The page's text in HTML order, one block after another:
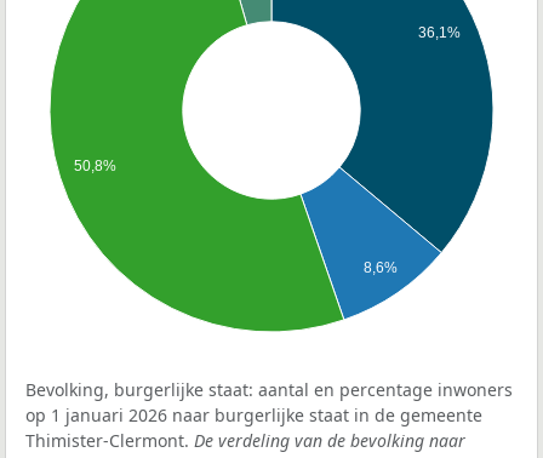
36,1%
8,6%
50,8%
Bevolking, burgerlijke staat: aantal en percentage inwoners
op 1 januari 2026 naar burgerlijke staat in de gemeente
Thimister-Clermont. De verdeling van de bevolking naar